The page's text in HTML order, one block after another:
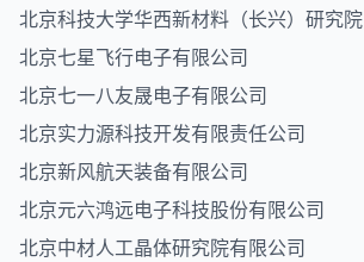
北京科技大学华西新材料（长兴）研究院
北京七星飞行电子有限公司
北京七一八友晟电子有限公司
北京实力源科技开发有限责任公司
北京新风航天装备有限公司
北京元六鸿远电子科技股份有限公司
北京中材人工晶体研究院有限公司